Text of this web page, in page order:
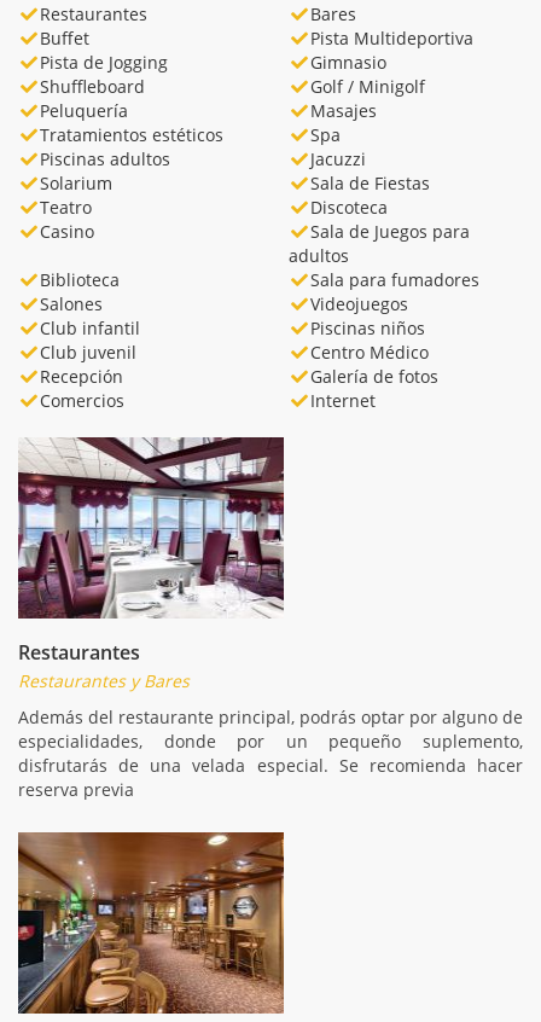
Restaurantes
Bares
Buffet
Pista Multideportiva
Pista de Jogging
Gimnasio
Shuffleboard
Golf / Minigolf
Peluquería
Masajes
Tratamientos estéticos
Spa
Piscinas adultos
Jacuzzi
Solarium
Sala de Fiestas
Teatro
Discoteca
Casino
Sala de Juegos para
adultos
Biblioteca
Sala para fumadores
Salones
Videojuegos
Club infantil
Piscinas niños
Club juvenil
Centro Médico
Recepción
Galería de fotos
Comercios
Internet
Restaurantes
Restaurantes y Bares
Además del restaurante principal, podrás optar por alguno de
especialidades, donde por un pequeño suplemento,
disfrutarás de una velada especial. Se recomienda hacer
reserva previa